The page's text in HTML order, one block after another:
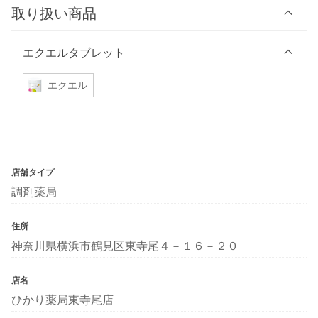
取り扱い商品
エクエルタブレット
エクエル
店舗タイプ
調剤薬局
住所
神奈川県横浜市鶴見区東寺尾４－１６－２０
店名
ひかり薬局東寺尾店